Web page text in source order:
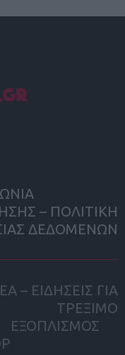
– ΠΟΛΙΤΙΚΗ
ΔΕΔΟΜΕΝΩΝ
– ΕΙΔΗΣΕΙΣ ΓΙΑ
ΤΡΕΞΙΜΟ
ΕΞΟΠΛΙΣΜΟΣ